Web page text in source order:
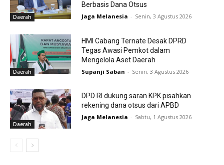
Daerah
Berbasis Dana Otsus
Jaga Melanesia - Senin, 3 Agustus 2026
Daerah
HMI Cabang Ternate Desak DPRD
Tegas Awasi Pemkot dalam
Mengelola Aset Daerah
Supanji Saban - Senin, 3 Agustus 2026
Daerah
DPD RI dukung saran KPK pisahkan
rekening dana otsus dari APBD
Jaga Melanesia - Sabtu, 1 Agustus 2026